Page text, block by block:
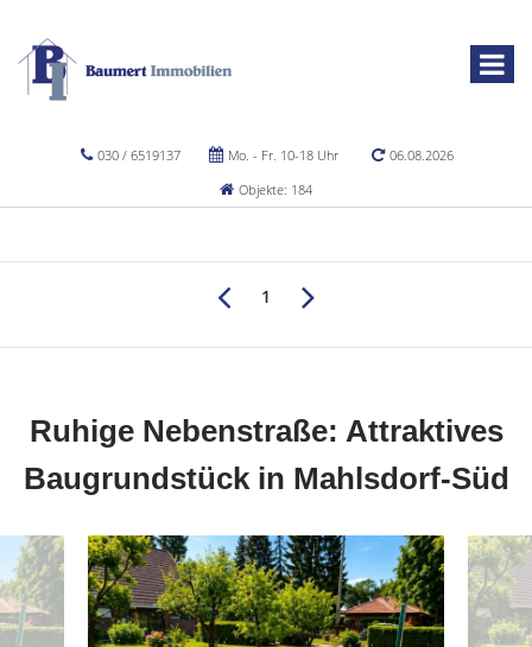
030 / 6519137 Mo. - Fr. 10-18 Uhr
06.08.2026
Objekte: 184
1
Ruhige Nebenstraße: Attraktives
Baugrundstück in Mahlsdorf-Süd